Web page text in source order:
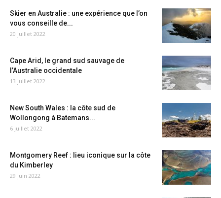
Skier en Australie : une expérience que l’on
vous conseille de...
20 juillet 2022
Cape Arid, le grand sud sauvage de
l’Australie occidentale
13 juillet 2022
New South Wales : la côte sud de
Wollongong à Batemans...
6 juillet 2022
Montgomery Reef : lieu iconique sur la côte
du Kimberley
29 juin 2022